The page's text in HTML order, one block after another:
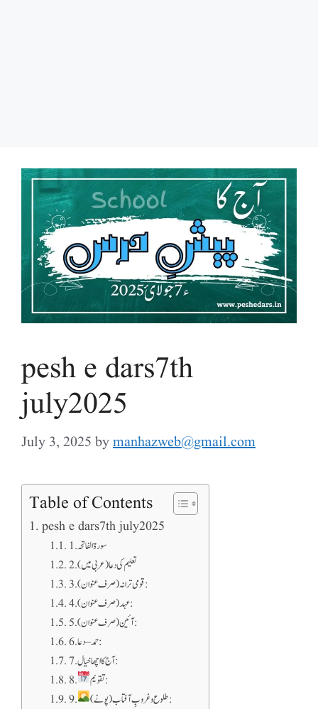
pesh e dars7th
july2025
July 3, 2025 bymanhazweb@gmail.com
Table of Contents
pesh e dars7th july2025
1. سورۃ الفاتحہ
2. تعلیم کی دعا (عربی میں)
3. قومی ترانہ (صرف عنوان):
4. عہد (صرف عنوان):
5. آئین (صرف عنوان):
6. حمد – دعا:
7. آج کا اچھا خیال:
8.
تقویم:
9.
طلوع و غروبِ آفتاب (پونے):